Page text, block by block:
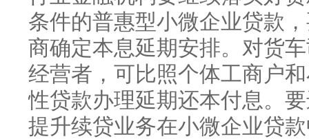
条件的普惠型小微企业贷款
商确定本息延期安排。对货
经营者，可比照个体工商户
性贷款办理延期还本付息。
提升续贷业务在小微企业贷